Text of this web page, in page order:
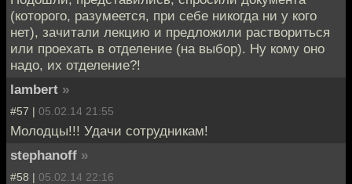
(которого, разумеется, при себе никогда ни у кого
нет), зачитали лекцию и предложили раствориться
или проехать в отделение (на выбор). Ну кому оно
надо, их отделение?!
lambert »
#57 | 05.02.14 21:55
Молодцы!!! Удачи сотрудникам!
stephanoff »
#58 | 05.02.14 22:16